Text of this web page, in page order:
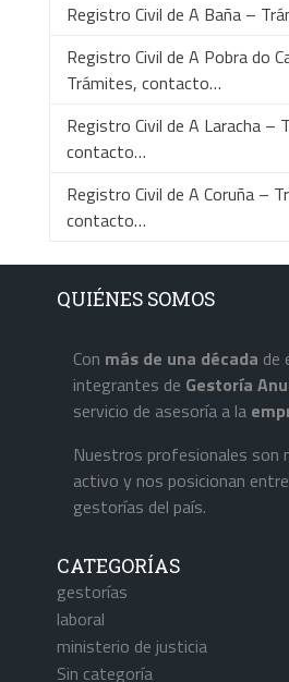
Registro Civil de A Baña –
Registro Civil de A Pobra do
Trámites, contacto…
Registro Civil de A Laracha –
contacto…
Registro Civil de A Coruña –
contacto…
QUIÉNES SOMOS
Con más de una década de
integrantes de Gestoría
servicio de asesoría a la
Nuestros profesionales son
activo y nos posicionan
gestorías del país.
CATEGORÍAS
gestorías
laboral
ministerio de justicia
Sin categoría